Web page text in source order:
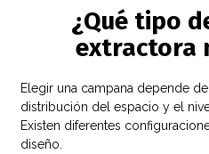
¿Qué tipo
extractora
Elegir una campana depende
distribución del espacio y el
Existen diferentes
diseño.